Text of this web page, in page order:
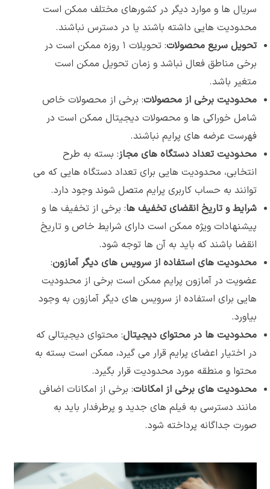
سریال ها و موارد دیگر در کشورهای مختلف ممکن است
محدودیت هایی داشته باشند یا در دسترس نباشند.
تحویل سریع محصولات
: تحویلات ۱ روزه ممکن است در
برخی مناطق فعال نباشد و زمان تحویل ممکن است
متغیر باشد.
محدودیت برخی از محصولات: برخی از محصولات خاص
شامل خوراکی ها و محصولات دیجیتال ممکن است در
فهرست عرضه های پرایم نباشند.
محدودیت تعداد دستگاه های مجاز: بسته به طرح
انتخابی، محدودیت هایی برای تعداد دستگاه هایی که می
توانند به حساب کاربری پرایم متصل شوند وجود دارد.
شرایط و تاریخ انقضای تخفیف ها: برخی از تخفیف ها و
پیشنهادات ویژه ممکن است دارای شرایط خاص و تاریخ
انقضا باشند که باید به آن ها توجه شود.
محدودیت های استفاده از سرویس های دیگر آمازون:
عضویت در آمازون پرایم ممکن است برخی از محدودیت
هایی برای استفاده از سرویس های دیگر آمازون به وجود
بیاورد.
محدودیت ها در محتوای دیجیتال: محتوای دیجیتالی که
در اختیار اعضای پرایم قرار می گیرد، ممکن است بسته به
محتوا و منطقه مورد محدودیت قرار بگیرد.
محدودیت های برخی از امکانات: برخی از امکانات اضافی
مانند دسترسی به فیلم های جدید و پرطرفدار باید به
صورت جداگانه پرداخته شود.